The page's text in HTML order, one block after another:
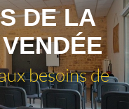
DE LA
besoins de